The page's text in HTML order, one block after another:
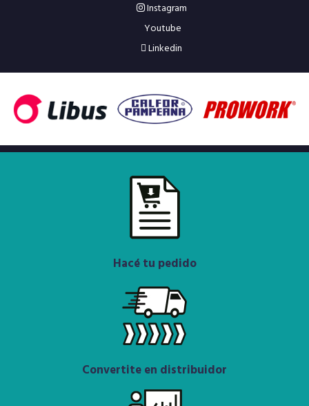
Instagram
Youtube
Linkedin
Hacé tu pedido
Convertite en distribuidor